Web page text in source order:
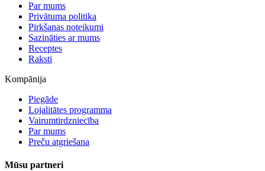
Par mums
Privātuma politika
Pirkšanas noteikumi
Sazināties ar mums
Receptes
Raksti
Kompānija
Piegāde
Lojalitātes programma
Vairumtirdzniecība
Par mums
Preču atgriešana
Mūsu partneri